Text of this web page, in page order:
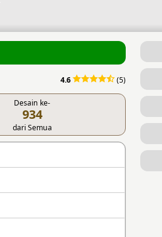
4.6 (5)
Desain ke-
934
dari Semua